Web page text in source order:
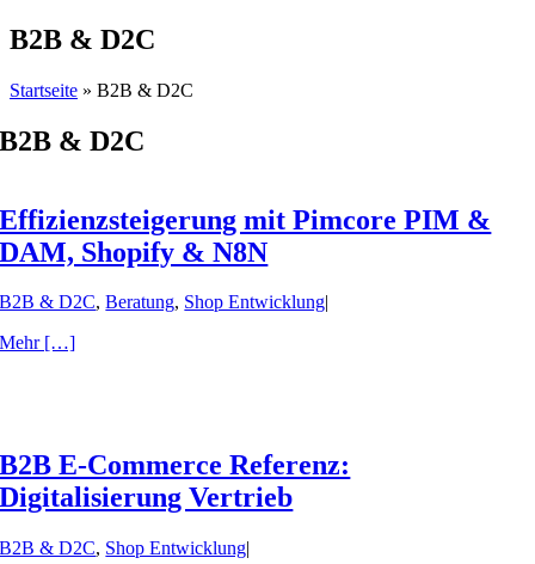
B2B & D2C
Startseite » B2B & D2C
B2B & D2C
Effizienzsteigerung mit Pimcore PIM &
DAM, Shopify & N8N
B2B & D2C,Beratung, Shop Entwicklung|
Mehr […]
B2B E-Commerce Referenz:
Digitalisierung Vertrieb
B2B & D2C, Shop Entwicklung|